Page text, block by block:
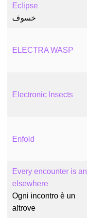
Eclipse
خسوف
ELECTRA WASP
Electronic Insects
Enfold
Every encounter is an
elsewhere
Ogni incontro è un
altrove